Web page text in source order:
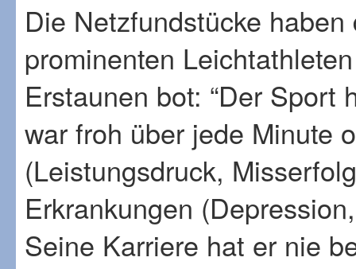
Die Netzfundstücke
prominenten
Erstaunen bot: “Der
war froh über jede Minute
(Leistungsdruck,
Erkrankungen
Seine Karriere hat er nie